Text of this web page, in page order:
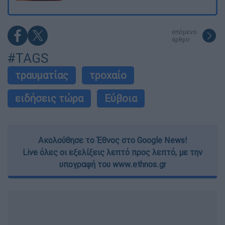
επόμενο
άρθρο
#TAGS
τραυματίας
τροχαίο
ειδήσεις τώρα
Εύβοια
Ακολούθησε το Έθνος στο Google News!
Live όλες οι εξελίξεις λεπτό προς λεπτό, με την
υπογραφή του www.ethnos.gr